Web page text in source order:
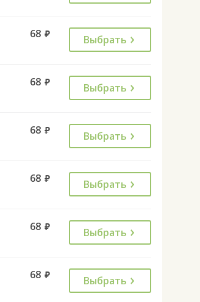
68 руб. Выбрать
68 руб. Выбрать
68 руб. Выбрать
68 руб. Выбрать
68 руб. Выбрать
68 руб. Выбрать